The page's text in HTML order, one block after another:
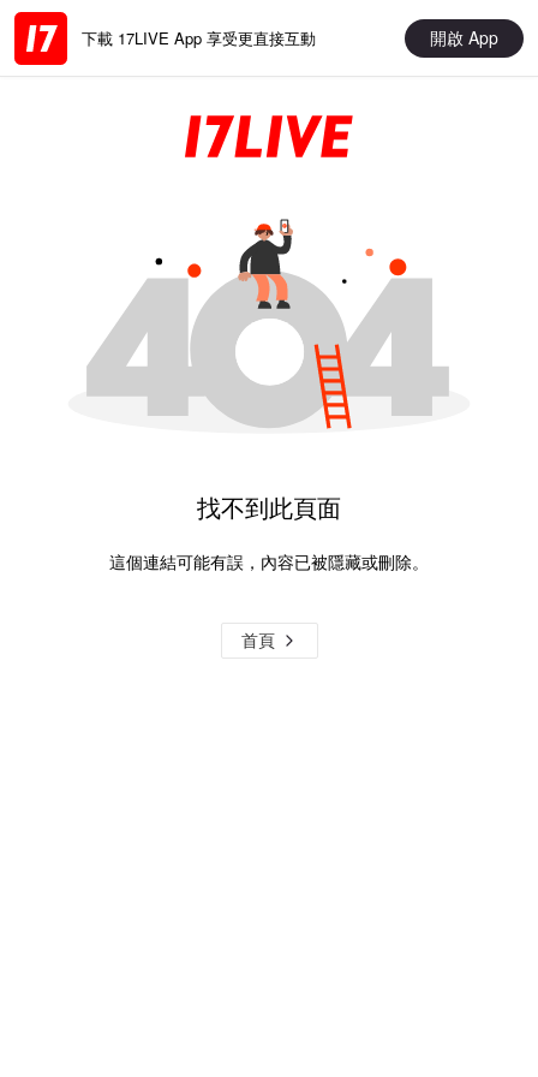
下載 17LIVE App 享受更直接互動 開啟 App
找不到此頁面
這個連結可能有誤，內容已被隱藏或刪除。
首頁